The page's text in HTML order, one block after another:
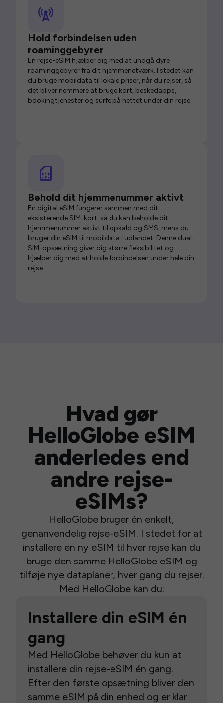
Hold forbindelsen uden
roaminggebyrer
En rejse-eSIM hjælper dig med at undgå dyre
roaminggebyrer fra dit hjemmenetværk. I stedet kan
du bruge mobildata til lokale priser, når du rejser, så
det bliver nemmere at bruge kort, beskedapps,
bookingtjenester og surfe på nettet under din rejse.
Behold dit hjemmenummer aktivt
En digital eSIM fungerer sammen med dit
eksisterende SIM-kort, så du kan beholde dit
hjemmenummer aktivt til opkald og SMS, mens du
bruger din eSIM til mobildata i udlandet. Denne dual-
SIM-opsætning giver dig større fleksibilitet og
hjælper dig med at holde forbindelsen under hele din
rejse.
Hvad gør
HelloGlobe eSIM
anderledes end
andre rejse-
eSIMs?
HelloGlobe bruger én enkelt,
genanvendelig rejse-eSIM. I stedet for at
installere en ny eSIM til hver rejse kan du
bruge den samme HelloGlobe eSIM og
tilføje nye dataplaner, hver gang du rejser.
Med HelloGlobe kan du:
Installere din eSIM én
gang
Med HelloGlobe behøver du kun at
installere din rejse-eSIM én gang.
Efter den første opsætning bliver den
samme eSIM på din enhed og er klar